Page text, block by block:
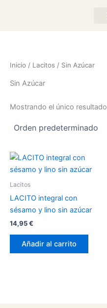
Inicio / Lacitos / Sin Azúcar
Sin Azúcar
Mostrando el único resultado
Lacitos
LACITO integral con
sésamo y lino sin azúcar
14,95€
Añadir al carrito